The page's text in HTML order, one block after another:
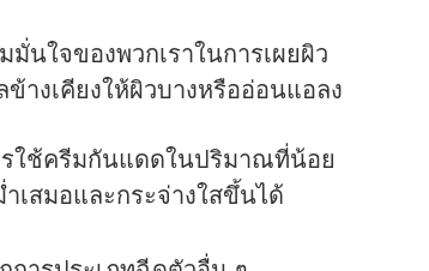
นใจของพวกเราในการเผยผิว
างเคียงให้ผิวบางหรืออ่อนแอลง
รใช้ครีมกันแดดในปริมาณที่น้อย
เสมอและกระจ่างใสขึ้นได้